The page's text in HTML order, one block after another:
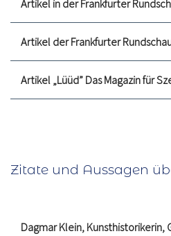
Artikel in der Frankfurter
Artikel der Frankfurter
Artikel „Lüüd” Das Magazin für
Zitate und Aussagen
Dagmar Klein, Kunsthistorikerin,